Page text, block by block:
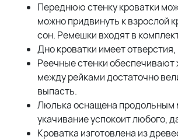
Переднюю стенку кроватки
можно придвинуть к взрослой
сон. Ремешки входят в
Дно кроватки имеет
Реечные стенки обеспечивают
между рейками достаточно
выпасть.
Люлька оснащена продольным
укачивание успокоит любого,
Кроватка изготовлена из